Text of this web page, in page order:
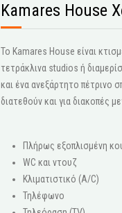
Kamares House
Το Kamares House είναι
τετράκλινα studios ή
και ένα ανεξάρτητο πέτρινο
διατεθούν και για διακοπές
Πλήρως εξοπλισμένη
WC και ντουζ
Κλιματιστικό (A/C)
Τηλέφωνο